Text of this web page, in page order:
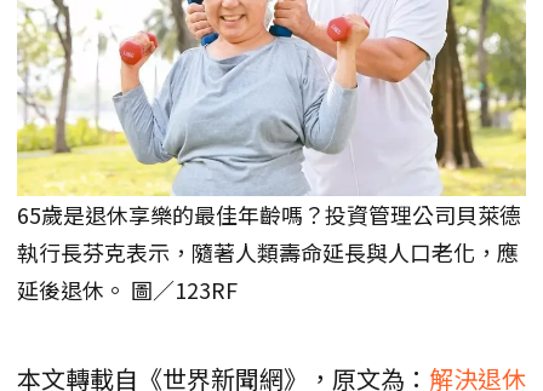
65歲是退休享樂的最佳年齡嗎？投資管理公司貝萊德
執行長芬克表示，隨著人類壽命延長與人口老化，應
延後退休。 圖／123RF
本文轉載自《世界新聞網》，原文為： 解決退休